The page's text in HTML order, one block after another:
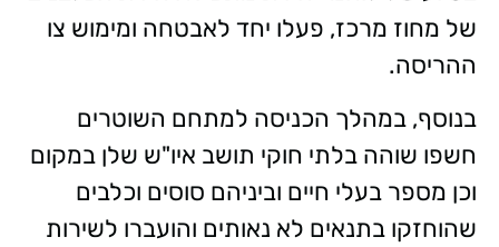
של מחוז מרכז, פעלו יחד לאבטחה ומימוש צו
ההריסה.
בנוסף, במהלך הכניסה למתחם השוטרים
חשפו שוהה בלתי חוקי תושב איו"ש שלן במקום
וכן מספר בעלי חיים וביניהם סוסים וכלבים
שהוחזקו בתנאים לא נאותים והועברו לשירות